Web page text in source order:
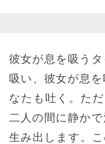
彼女が息を吸う
吸い、彼女が息
なたも吐く。た
二人の間に静か
生み出します。